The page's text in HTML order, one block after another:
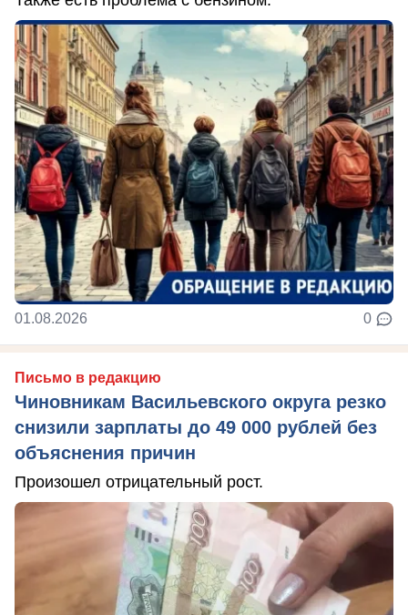
01.08.2026 0
Письмо в редакцию
Чиновникам Васильевского округа резко
снизили зарплаты до 49 000 рублей без
объяснения причин
Произошел отрицательный рост.